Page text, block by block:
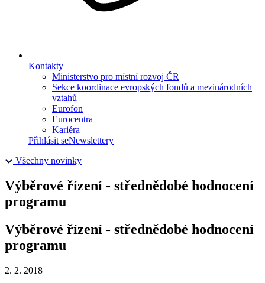
Kontakty
Ministerstvo pro místní rozvoj ČR
Sekce koordinace evropských fondů a mezinárodních
vztahů
Eurofon
Eurocentra
Kariéra
Přihlásit seNewslettery
Všechny novinky
Výběrové řízení - střednědobé hodnocení
programu
Výběrové řízení - střednědobé hodnocení
programu
2. 2. 2018